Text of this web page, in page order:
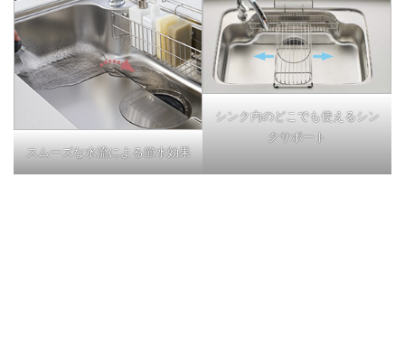
スムーズな水流による節水効果
シンク内のどこでも使えるシン
クサポート